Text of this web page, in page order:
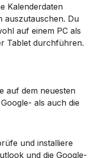
Kalenderdaten
auszutauschen. Du
auf einem PC als
Tablet durchführen.
auf dem neuesten
als auch die
und installiere
und die Google-